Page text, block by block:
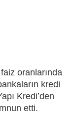
oranlarında
kredi
Kredi’den
etti.